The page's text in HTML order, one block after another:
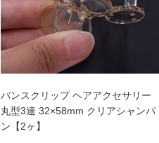
バンスクリップ ヘアアクセサリー
丸型3連 32×58mm クリアシャンパ
ン【2ヶ】